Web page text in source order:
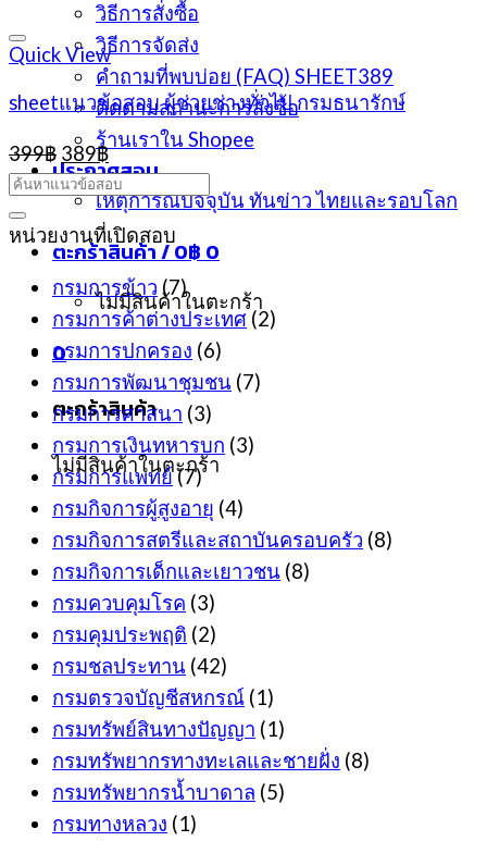
วิธีการสั่งซื้อ
วิธีการจัดส่ง
คำถามที่พบบ่อย (FAQ) SHEET389
ติดตามสถานะการสั่งซื้อ
ร้านเราใน Shopee
ประกาศสอบ
เหตุการณ์ปัจจุบัน ทันข่าว ไทยและรอบโลก
ตะกร้าสินค้า /0฿ 0
ไม่มีสินค้าในตะกร้า
0
ตะกร้าสินค้า
ไม่มีสินค้าในตะกร้า
Quick View
sheetแนวข้อสอบ ผู้ช่วยช่างทั่วไป กรมธนารักษ์
399฿ Original
price
was:
399฿.
389฿Current
price
is:
389฿.
หน่วยงานที่เปิดสอบ
กรมการข้าว (7)
กรมการค้าต่างประเทศ (2)
กรมการปกครอง (6)
กรมการพัฒนาชุมชน (7)
กรมการศาสนา (3)
กรมการเงินทหารบก (3)
กรมการแพทย์(7)
กรมกิจการผู้สูงอายุ (4)
กรมกิจการสตรีและสถาบันครอบครัว (8)
กรมกิจการเด็กและเยาวชน (8)
กรมควบคุมโรค (3)
กรมคุมประพฤติ (2)
กรมชลประทาน (42)
กรมตรวจบัญชีสหกรณ์ (1)
กรมทรัพย์สินทางปัญญา (1)
กรมทรัพยากรทางทะเลและชายฝั่ง (8)
กรมทรัพยากรน้ำบาดาล (5)
กรมทางหลวง (1)